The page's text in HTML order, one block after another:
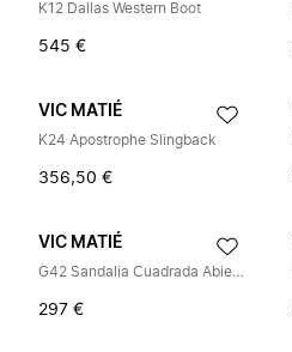
K12 Dallas Western Boot
545 €
VIC MATIÉ
K24 Apostrophe Slingback
356,50 €
VIC MATIÉ
G42 Sandalia Cuadrada Abierta
297 €